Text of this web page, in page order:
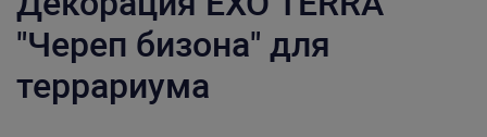
"Череп бизона" для
террариума